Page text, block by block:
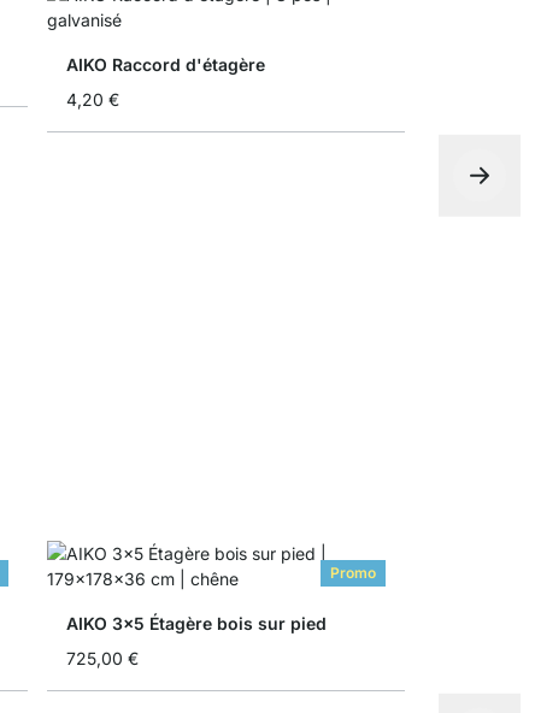
AIKO Raccord d'étagère
4,20 €
Promo
AIKO 3x5 Étagère bois sur pied
725,00 €